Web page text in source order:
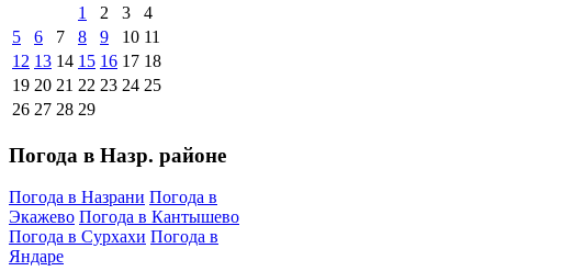
1
2 3
4
5
6 7 8 9 10 11
12 13 14 15 16 17 18
19 20 21 22 23 24 25
26 27 28 29
Погода в Назр. районе
Погода в Назрани Погода в
Экажево Погода в Кантышево
Погода в Сурхахи Погода в
Яндаре